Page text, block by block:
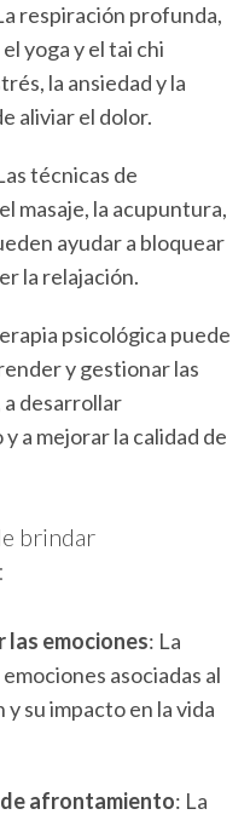
respiración profunda,
yoga y el tai chi
la ansiedad y la
aliviar el dolor.
técnicas de
masaje, la acupuntura,
ayudar a bloquear
la relajación.
psicológica puede
y gestionar las
a desarrollar
a mejorar la calidad de
brindar
emociones: La
asociadas al
su impacto en la vida
afrontamiento: La